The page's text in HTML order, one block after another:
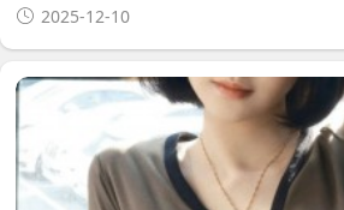
2025-12-10